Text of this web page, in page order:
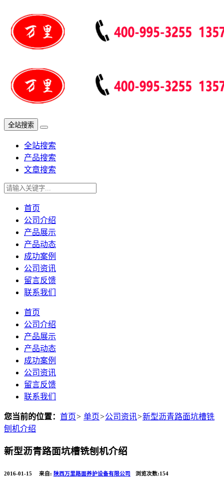
全站搜索
全站搜索
产品搜索
文章搜索
首页
公司介绍
产品展示
产品动态
成功案例
公司资讯
留言反馈
联系我们
首页
公司介绍
产品展示
产品动态
成功案例
公司资讯
留言反馈
联系我们
您当前的位置： 首页> 单页>公司资讯>新型沥青路面坑槽铣
刨机介绍
新型沥青路面坑槽铣刨机介绍
2016-01-15 来自: 陕西万里路面养护设备有限公司 浏览次数:154